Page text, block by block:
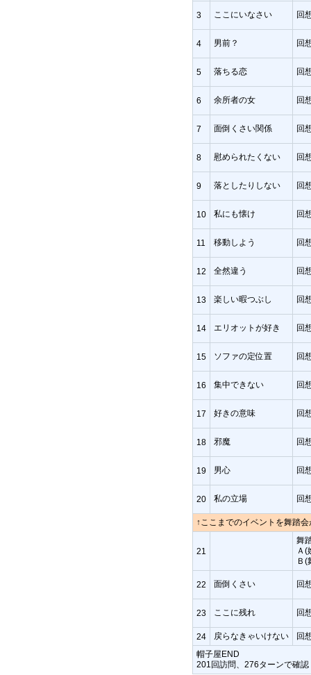
3 ここにいなさい 回
4 男前？ 回
5 落ちる恋 回
6 余所者の女 回
7 面倒くさい関係 回
8 慰められたくない 回
9 落としたりしない 回
10 私にも懐け 回
11 移動しよう 回
12 全然違う 回
13 楽しい暇つぶし 回
14 エリオットが好き 回
15 ソファの定位置 回
16 集中できない 回
17 好きの意味 回
18 邪魔 回
19 男心 回
20 私の立場 回
↑ここまでのイベントを舞踏
21
舞
Ａ(
Ｂ(
22 面倒くさい 回
23 ここに残れ 回
24 戻らなきゃいけない
回
帽子屋END
201回訪問、276ターンで確認